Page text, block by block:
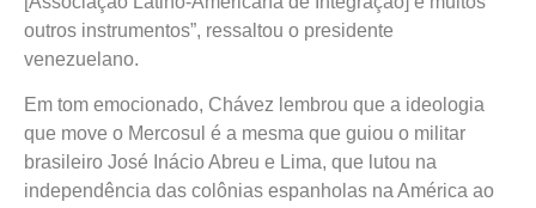
outros instrumentos”, ressaltou o presidente
venezuelano.
Em tom emocionado, Chávez lembrou que a ideologia
que move o Mercosul é a mesma que guiou o militar
brasileiro José Inácio Abreu e Lima, que lutou na
independência das colônias espanholas na América ao